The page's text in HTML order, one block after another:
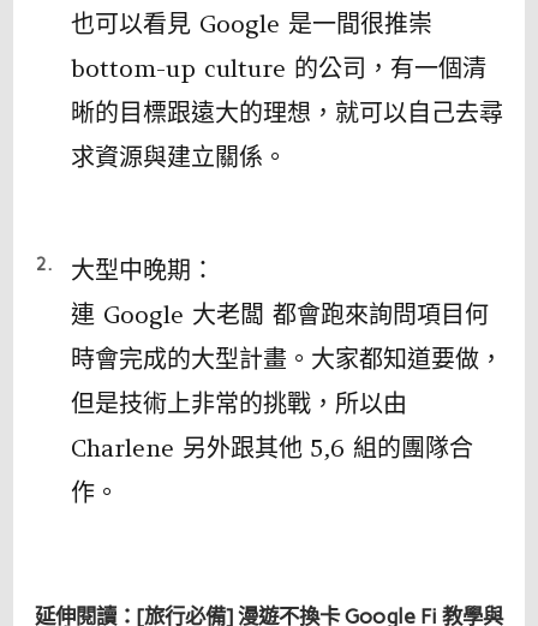
也可以看見 Google 是一間很推崇
bottom-up culture 的公司，有一個清
晰的目標跟遠大的理想，就可以自己去尋
求資源與建立關係。
大型中晚期：
連 Google 大老闆 都會跑來詢問項目何
時會完成的大型計畫。大家都知道要做，
但是技術上非常的挑戰，所以由
Charlene 另外跟其他 5,6 組的團隊合
作。
延伸閱讀：[旅行必備] 漫遊不換卡 Google Fi 教學與